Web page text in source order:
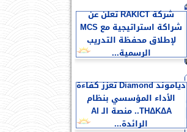
شركة RAKICT تعلن عن
شراكة استراتيجية مع MCS
لإطلاق محفظة التدريب
الرسمية...
دياموند Diamond تعزز كفاءة
الأداء المؤسسي بنظام
THΔKΔA.. منصة الـ AI
الرائدة...